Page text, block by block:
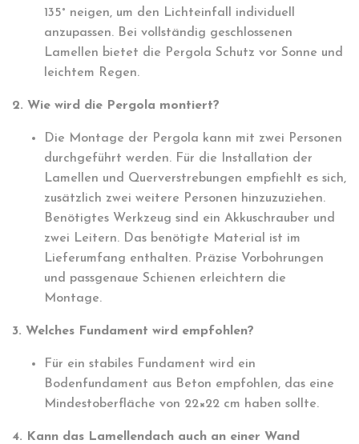
135° neigen, um den Lichteinfall individuell
anzupassen. Bei vollständig geschlossenen
Lamellen bietet die Pergola Schutz vor Sonne und
leichtem Regen.
2. Wie wird die Pergola montiert?
Die Montage der Pergola kann mit zwei Personen
durchgeführt werden. Für die Installation der
Lamellen und Querverstrebungen empfiehlt es sich,
zusätzlich zwei weitere Personen hinzuzuziehen.
Benötigtes Werkzeug sind ein Akkuschrauber und
zwei Leitern. Das benötigte Material ist im
Lieferumfang enthalten. Präzise Vorbohrungen
und passgenaue Schienen erleichtern die
Montage.
3. Welches Fundament wird empfohlen?
Für ein stabiles Fundament wird ein
Bodenfundament aus Beton empfohlen, das eine
Mindestoberfläche von 22×22 cm haben sollte.
4. Kann das Lamellendach auch an einer Wand